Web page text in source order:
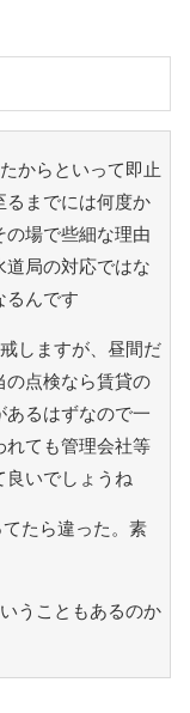
からといって即止
るまでには何度か
場で些細な理由
局の対応ではな
るんです
しますが、昼間だ
の点検なら賃貸の
あるはずなので一
れても管理会社等
良いでしょうね
たら違った。素
うこともあるのか